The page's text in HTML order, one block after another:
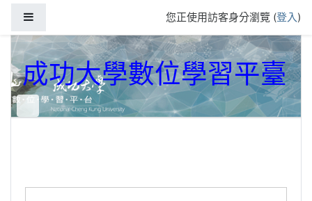
您正使用訪客身分瀏覽 (登入)
成功大學數位學習平臺